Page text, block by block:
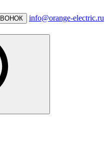
info@orange-electric.ru